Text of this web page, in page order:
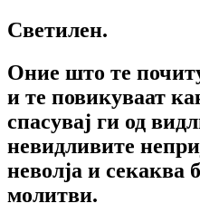
Светилен.
Оние што те
и те повикуваат
спасувај ги од
невидливите
неволја и секаква
молитви.